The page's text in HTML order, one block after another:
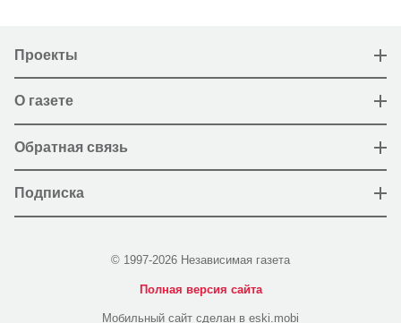
Проекты
О газете
Обратная связь
Подписка
© 1997-2026 Независимая газета
Полная версия сайта
Мобильный сайт сделан в eski.mobi